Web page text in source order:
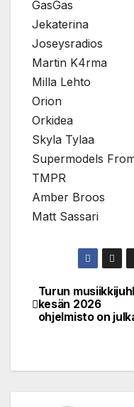
GasGas
Jekaterina
Joseysradios
Martin K4rma
Milla Lehto
Orion
Orkidea
Skyla Tylaa
Supermodels
TMPR
Amber Broos
Matt Sassari
Post
Turun
kesän 2026
ohjelmisto on